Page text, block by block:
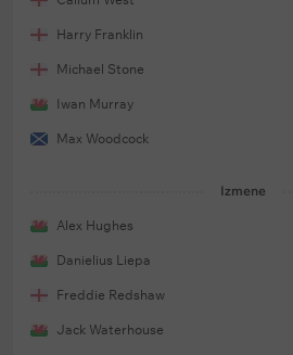
Harry Franklin
Michael Stone
Iwan Murray
Max Woodcock
Izmene
Alex Hughes
Danielius Liepa
Freddie Redshaw
Jack Waterhouse